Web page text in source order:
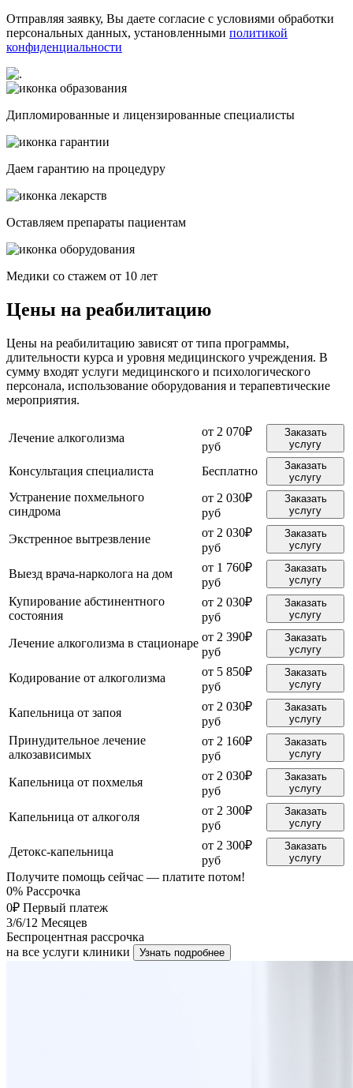
Отправляя заявку, Вы даете согласие с условиями обработки
персональных данных, установленными политикой
конфиденциальности
Дипломированные и лицензированные специалисты
Даем гарантию на процедуру
Оставляем препараты пациентам
Медики со стажем от 10 лет
Цены на реабилитацию
Цены на реабилитацию зависят от типа программы,
длительности курса и уровня медицинского учреждения. В
сумму входят услуги медицинского и психологического
персонала, использование оборудования и терапевтические
мероприятия.
Лечение алкоголизма
от 2 070₽
руб
Заказать
услугу
Консультация специалиста Бесплатно
Заказать
услугу
Устранение похмельного
синдрома
от 2 030₽
руб
Заказать
услугу
Экстренное вытрезвление
от 2 030₽
руб
Заказать
услугу
Выезд врача-нарколога на дом
от 1 760₽
руб
Заказать
услугу
Купирование абстинентного
состояния
от 2 030₽
руб
Заказать
услугу
Лечение алкоголизма в стационаре от 2 390₽
руб
Заказать
услугу
Кодирование от алкоголизма
от 5 850₽
руб
Заказать
услугу
Капельница от запоя
от 2 030₽
руб
Заказать
услугу
Принудительное лечение
алкозависимых
от 2 160₽
руб
Заказать
услугу
Капельница от похмелья
от 2 030₽
руб
Заказать
услугу
Капельница от алкоголя
от 2 300₽
руб
Заказать
услугу
Детокс-капельница
от 2 300₽
руб
Заказать
услугу
Получите помощь сейчас — платите потом!
0% Рассрочка
0₽ Первый платеж
3/6/12 Месяцев
Беспроцентная рассрочка
на все услуги клиники
Узнать подробнее